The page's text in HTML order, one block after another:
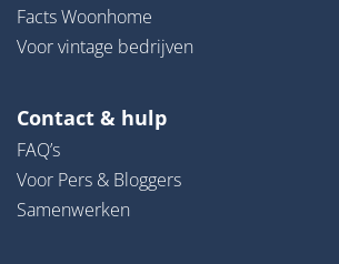
Facts Woonhome
Voor vintage bedrijven
Contact & hulp
FAQ’s
Voor Pers & Bloggers
Samenwerken